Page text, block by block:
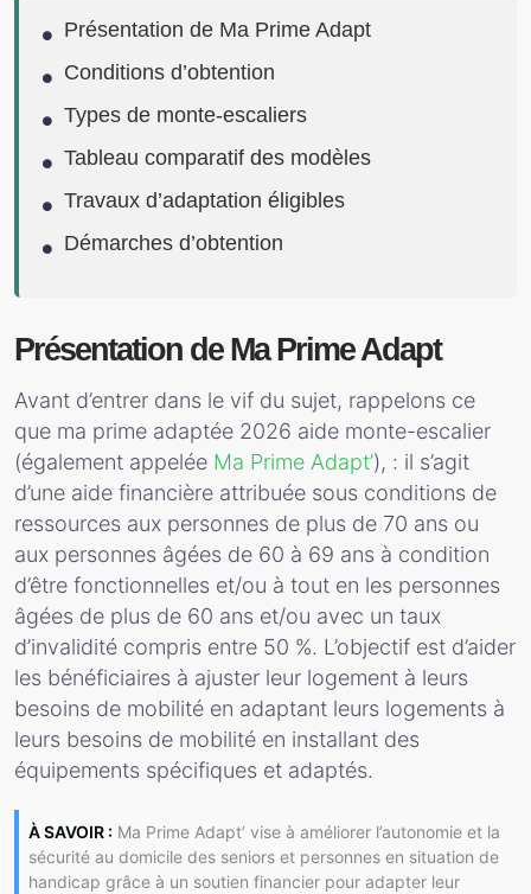
Présentation de Ma Prime Adapt
Conditions d’obtention
Types de monte-escaliers
Tableau comparatif des modèles
Travaux d’adaptation éligibles
Démarches d’obtention
Présentation de Ma Prime Adapt
Avant d’entrer dans le vif du sujet, rappelons ce
que ma prime adaptée 2026 aide monte-escalier
(également appelée Ma Prime Adapt’), : il s’agit
d’une aide financière attribuée sous conditions de
ressources aux personnes de plus de 70 ans ou
aux personnes âgées de 60 à 69 ans à condition
d’être fonctionnelles et/ou à tout en les personnes
âgées de plus de 60 ans et/ou avec un taux
d’invalidité compris entre 50 %. L’objectif est d’aider
les bénéficiaires à ajuster leur logement à leurs
besoins de mobilité en adaptant leurs logements à
leurs besoins de mobilité en installant des
équipements spécifiques et adaptés.
À SAVOIR : Ma Prime Adapt’ vise à améliorer l’autonomie et la
sécurité au domicile des seniors et personnes en situation de
handicap grâce à un soutien financier pour adapter leur